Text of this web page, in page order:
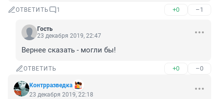
ОТВЕТИТЬ 1 +0 –1
Гость
23 декабря 2019, 22:47
Вернее сказать - могли бы!
ОТВЕТИТЬ +0 –0
Контрразведка
23 декабря 2019, 22:18